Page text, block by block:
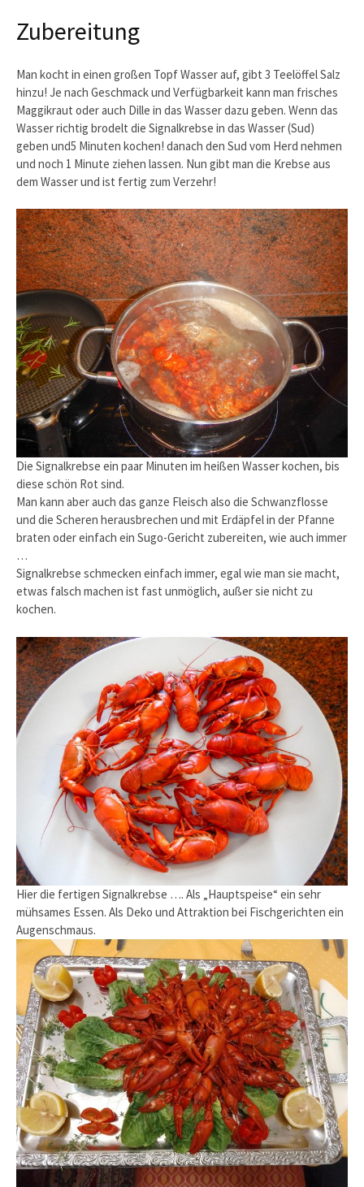
Zubereitung
Man kocht in einen großen Topf Wasser auf, gibt 3 Teelöffel Salz
hinzu! Je nach Geschmack und Verfügbarkeit kann man frisches
Maggikraut oder auch Dille in das Wasser dazu geben. Wenn das
Wasser richtig brodelt die Signalkrebse in das Wasser (Sud)
geben und5 Minuten kochen! danach den Sud vom Herd nehmen
und noch 1 Minute ziehen lassen. Nun gibt man die Krebse aus
dem Wasser und ist fertig zum Verzehr!
Die Signalkrebse ein paar Minuten im heißen Wasser kochen, bis
diese schön Rot sind.
Man kann aber auch das ganze Fleisch also die Schwanzflosse
und die Scheren herausbrechen und mit Erdäpfel in der Pfanne
braten oder einfach ein Sugo-Gericht zubereiten, wie auch immer
…
Signalkrebse schmecken einfach immer, egal wie man sie macht,
etwas falsch machen ist fast unmöglich, außer sie nicht zu
kochen.
Hier die fertigen Signalkrebse …. Als „Hauptspeise“ ein sehr
mühsames Essen. Als Deko und Attraktion bei Fischgerichten ein
Augenschmaus.